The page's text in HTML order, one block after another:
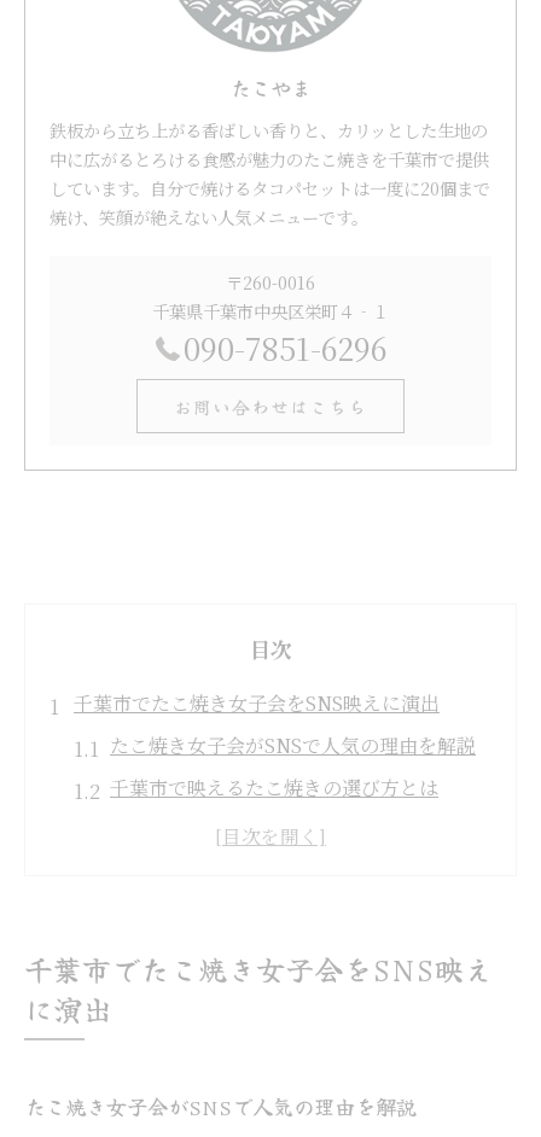
たこやま
鉄板から立ち上がる香ばしい香りと、カリッとした生地の
中に広がるとろける食感が魅力のたこ焼きを千葉市で提供
しています。自分で焼けるタコパセットは一度に20個まで
焼け、笑顔が絶えない人気メニューです。
〒260-0016
千葉県千葉市中央区栄町４‐１
090-7851-6296
お問い合わせはこちら
目次
千葉市でたこ焼き女子会をSNS映えに演出
たこ焼き女子会がSNSで人気の理由を解説
千葉市で映えるたこ焼きの選び方とは
女子会に最適なたこ焼きグルメの魅力
カラフルたこ焼きが盛り上げる映え体験
盛り付けでSNS映えするたこ焼きの作り方
千葉市でたこ焼き女子会をSNS映え
に演出
たこ焼き女子会がSNSで人気の理由を解説